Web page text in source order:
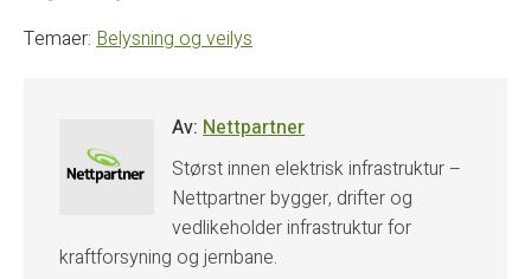
Temaer: Belysning og veilys
Av: Nettpartner
Størst innen elektrisk infrastruktur –
Nettpartner bygger, drifter og
vedlikeholder infrastruktur for
kraftforsyning og jernbane.